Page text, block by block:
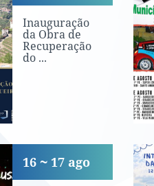
Inauguração
da Obra de
Recuperação
do ...
Emigrante -
16 17 ago